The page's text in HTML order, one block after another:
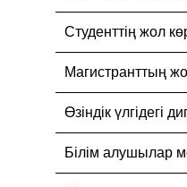
Студенттің жол
Магистранттың
Өзіндік үлгідегі
Білім алушылар